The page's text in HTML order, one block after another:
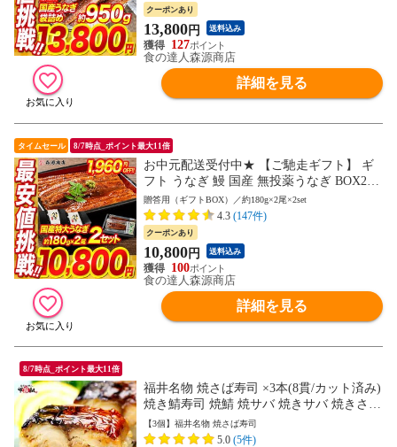
クーポンあり
13,800円 送料込み
127
食の達人森源商店
詳細を見る
タイムセール 8/7時点_ポイント最大11倍
お中元配送受付中★ 【ご馳走ギフト】 ギ
フト うなぎ 鰻 国産 無投薬うなぎ BOX2箱
（各180g前後×2本入り×2セット） 送料無
料 山椒鰻たれ付お取り寄せグルメ 食品 海
鮮 贈答 【最安挑戦！12760円→10800円セ
ール】 土用丑
贈答用（ギフトBOX）／約180g×2尾×2set
4.3 (147件)
クーポンあり
10,800円 送料込み
100
食の達人森源商店
詳細を見る
8/7時点_ポイント最大11倍
福井名物 焼さば寿司 ×3本(8貫/カット済み)
焼き鯖寿司 焼鯖 焼サバ 焼きサバ 焼きさば
ギフト 贈り物 誕生日 海鮮vs肉 御中元 お中
元 残暑見舞い 夏ギフト
【3個】福井名物 焼さば寿司
5.0 (5件)